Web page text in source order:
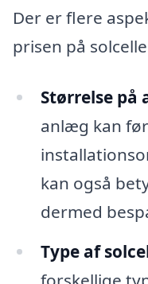
Der er flere
prisen på
Størrelse på
anlæg kan
kan også
dermed
Type af